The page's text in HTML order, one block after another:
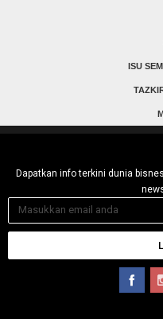
ISU
Dapatkan info terkini dunia